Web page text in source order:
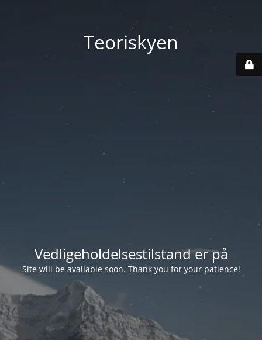
Teoriskyen
Vedligeholdelsestilstand er på
Site will be available soon. Thank you for your patience!